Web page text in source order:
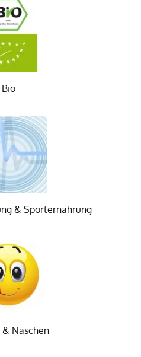
Bio
& Sporternährung
& Naschen